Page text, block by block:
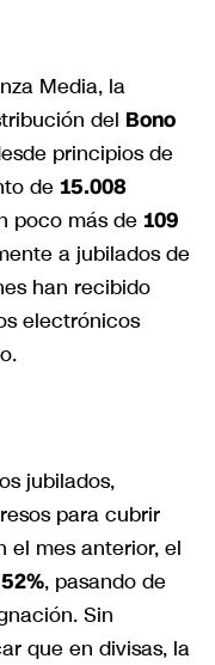
Media, la
del Bono
principios de
de 15.008
poco más de 109
a jubilados de
han recibido
electrónicos
jubilados,
para cubrir
el mes anterior, el
, pasando de
Sin
que en divisas, la